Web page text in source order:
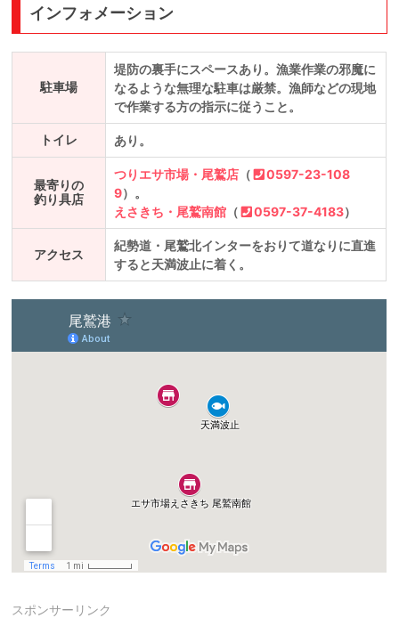
インフォメーション
駐車場
堤防の裏手にスペースあり。漁業作業の邪魔に
なるような無理な駐車は厳禁。漁師などの現地
で作業する方の指示に従うこと。
トイレ あり。
最寄りの
釣り具店
つりエサ市場・尾鷲店（
0597-23-108
9）。
えさきち・尾鷲南館（ 0597-37-4183）
アクセス
紀勢道・尾鷲北インターをおりて道なりに直進
すると天満波止に着く。
スポンサーリンク